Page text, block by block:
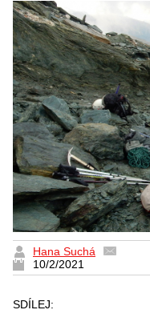
Hana Suchá
10/2/2021
SDÍLEJ: